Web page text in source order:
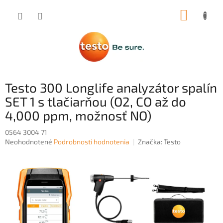
Testo 300 Longlife analyzátor spalín
SET 1 s tlačiarňou (O2, CO až do
4,000 ppm, možnosť NO)
0564 3004 71
Priemerné
hviezdičiek.
Neohodnotené Podrobnosti hodnotenia Značka:Testo